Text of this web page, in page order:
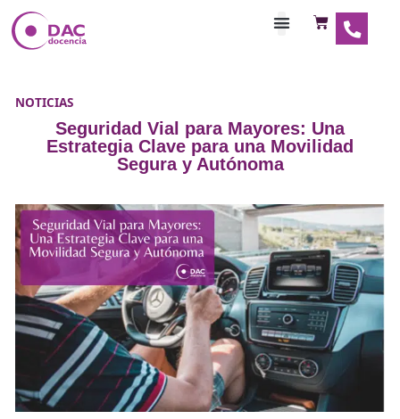
NOTICIAS
Seguridad Vial para Mayores:
Estrategia Clave para una